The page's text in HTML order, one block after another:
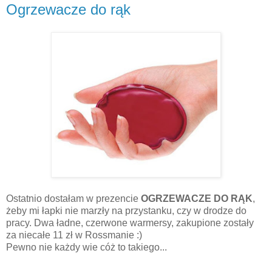
Ogrzewacze do rąk
Ostatnio dostałam w prezencie OGRZEWACZE DO RĄK,
żeby mi łapki nie marzły na przystanku, czy w drodze do
pracy. Dwa ładne, czerwone warmersy, zakupione zostały
za niecałe 11 zł w Rossmanie :)
Pewno nie każdy wie cóż to takiego...